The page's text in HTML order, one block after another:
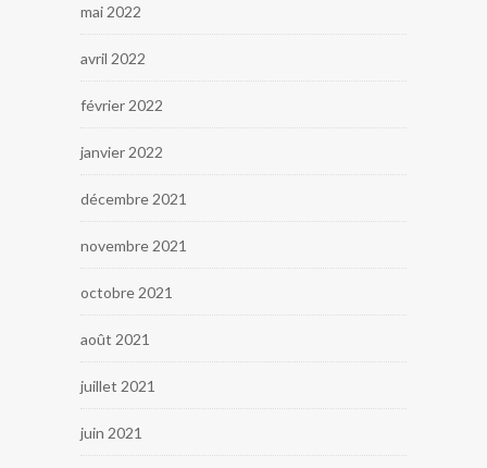
mai 2022
avril 2022
février 2022
janvier 2022
décembre 2021
novembre 2021
octobre 2021
août 2021
juillet 2021
juin 2021